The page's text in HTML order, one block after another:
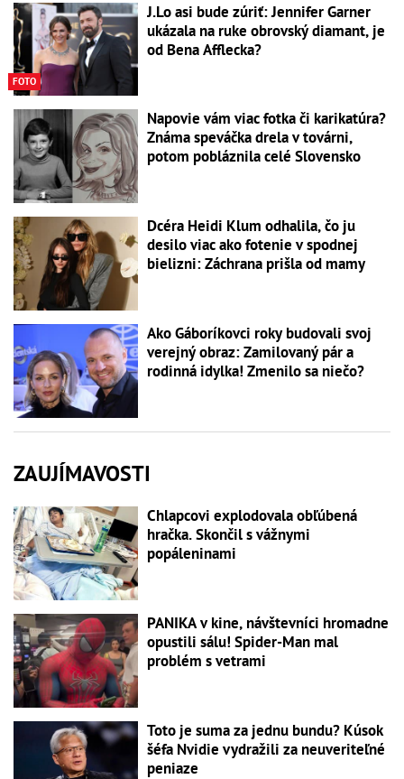
FOTO
J.Lo asi bude zúriť: Jennifer Garner
ukázala na ruke obrovský diamant, je
od Bena Afflecka?
Napovie vám viac fotka či karikatúra?
Známa speváčka drela v továrni,
potom pobláznila celé Slovensko
Dcéra Heidi Klum odhalila, čo ju
desilo viac ako fotenie v spodnej
bielizni: Záchrana prišla od mamy
Ako Gáboríkovci roky budovali svoj
verejný obraz: Zamilovaný pár a
rodinná idylka! Zmenilo sa niečo?
ZAUJÍMAVOSTI
Chlapcovi explodovala obľúbená
hračka. Skončil s vážnymi
popáleninami
PANIKA v kine, návštevníci hromadne
opustili sálu! Spider-Man mal
problém s vetrami
Toto je suma za jednu bundu? Kúsok
šéfa Nvidie vydražili za neuveriteľné
peniaze